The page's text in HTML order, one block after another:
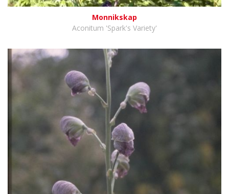
Monnikskap
Aconitum 'Spark's Variety'